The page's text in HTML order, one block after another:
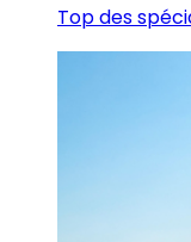
Top des